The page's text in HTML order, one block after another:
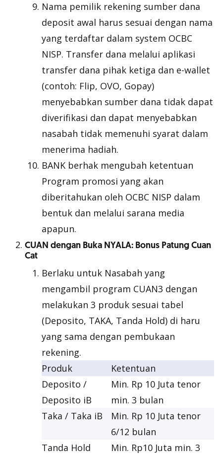
Nama pemilik rekening sumber dana
deposit awal harus sesuai dengan nama
yang terdaftar dalam system OCBC
NISP. Transfer dana melalui aplikasi
transfer dana pihak ketiga dan e-wallet
(contoh: Flip, OVO, Gopay)
menyebabkan sumber dana tidak dapat
diverifikasi dan dapat menyebabkan
nasabah tidak memenuhi syarat dalam
menerima hadiah.
BANK berhak mengubah ketentuan
Program promosi yang akan
diberitahukan oleh OCBC NISP dalam
bentuk dan melalui sarana media
apapun.
CUAN dengan Buka NYALA: Bonus Patung Cuan
Cat
Berlaku untuk Nasabah yang
mengambil program CUAN3 dengan
melakukan 3 produk sesuai tabel
(Deposito, TAKA, Tanda Hold) di haru
yang sama dengan pembukaan
rekening.
Produk
Ketentuan
Deposito /
Deposito iB
Min. Rp 10 Juta tenor
min. 3 bulan
Taka / Taka iB
Min. Rp 10 Juta tenor
6/12 bulan
Tanda Hold
Min. Rp10 Juta min. 3